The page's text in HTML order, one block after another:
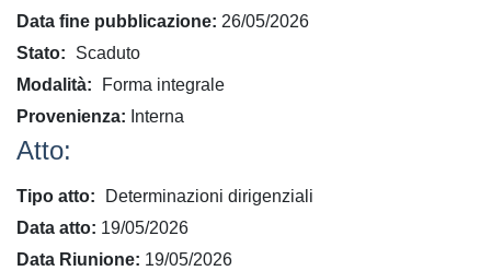
Data fine pubblicazione 26/05/2026
Stato
Scaduto
Modalità
Forma integrale
Provenienza
Interna
Atto:
Tipo atto
Determinazioni dirigenziali
Data atto 19/05/2026
Data Riunione 19/05/2026